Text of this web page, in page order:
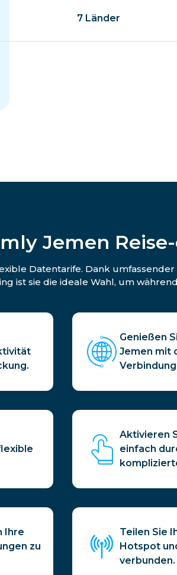
7 Länder
Jemen Reise-
Datentarife. Dank
ist sie die ideale Wahl, um
Genießen
Jemen mit
Aktivieren
einfach
Ihre
zu
Teilen Sie
Hotspot
verbunden.